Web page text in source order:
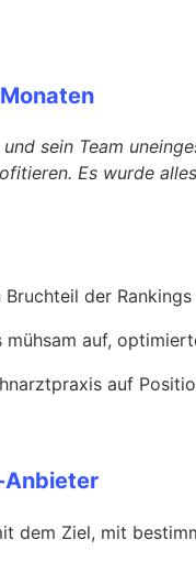
sein Team
Es wurde
der
auf,
auf
Anbieter
dem Ziel, mit